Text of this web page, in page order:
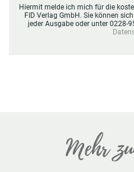
Hiermit melde ich mich für die
FID Verlag GmbH. Sie können
jeder Ausgabe oder unter 0228-
Mehr